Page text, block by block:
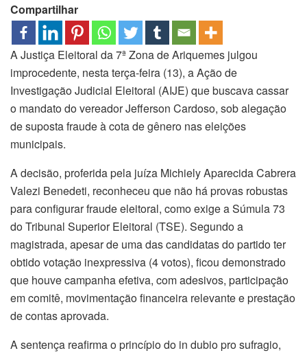
Compartilhar
A Justiça Eleitoral da 7ª Zona de Ariquemes julgou
improcedente, nesta terça-feira (13), a Ação de
Investigação Judicial Eleitoral (AIJE) que buscava cassar
o mandato do vereador Jefferson Cardoso, sob alegação
de suposta fraude à cota de gênero nas eleições
municipais.
A decisão, proferida pela juíza Michiely Aparecida Cabrera
Valezi Benedeti, reconheceu que não há provas robustas
para configurar fraude eleitoral, como exige a Súmula 73
do Tribunal Superior Eleitoral (TSE). Segundo a
magistrada, apesar de uma das candidatas do partido ter
obtido votação inexpressiva (4 votos), ficou demonstrado
que houve campanha efetiva, com adesivos, participação
em comitê, movimentação financeira relevante e prestação
de contas aprovada.
A sentença reafirma o princípio do in dubio pro sufragio,